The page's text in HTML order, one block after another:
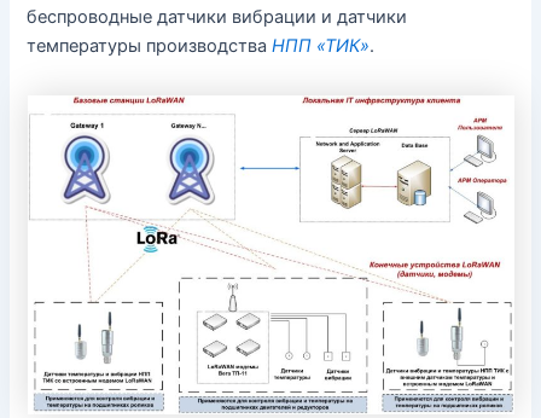
беспроводные датчики вибрации и датчики
температуры производстваНПП «ТИК».